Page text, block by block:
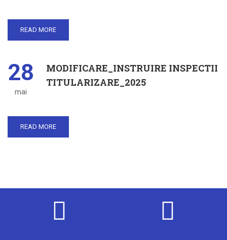
READ MORE
28
mai
MODIFICARE_INSTRUIRE INSPECTII
TITULARIZARE_2025
READ MORE